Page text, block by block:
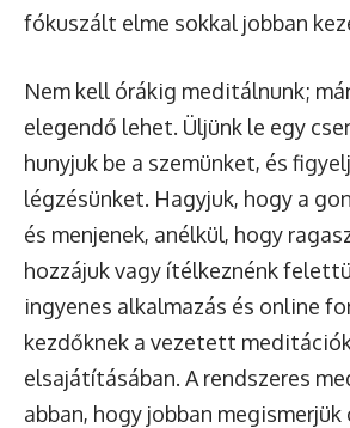
fókuszált elme sokkal jobban
Nem kell órákig meditálnunk;
elegendő lehet. Üljünk le egy
hunyjuk be a szemünket, és
légzésünket. Hagyjuk, hogy a
és menjenek, anélkül, hogy
hozzájuk vagy ítélkeznénk
ingyenes alkalmazás és online
kezdőknek a vezetett
elsajátításában. A rendszeres
abban, hogy jobban